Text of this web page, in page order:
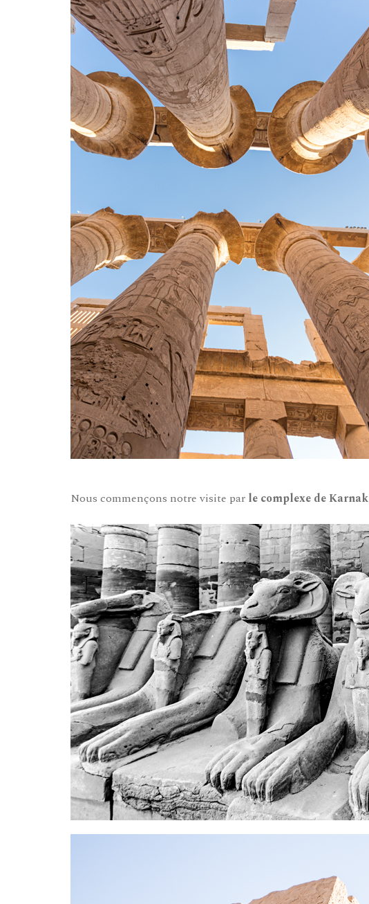
Nous commençons notre visite par le complexe de Karnak